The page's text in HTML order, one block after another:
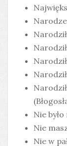
Nie
Nie
Nie w